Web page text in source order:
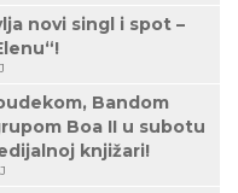
novi singl i spot –
Bandom
Boa II u subotu
knjižari!